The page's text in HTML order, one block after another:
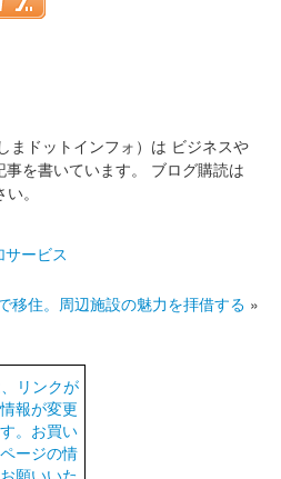
まドットインフォ）は ビジネスや
を書いています。
ブログ購読は
。
ービス
移住。周辺施設の魅力を拝借する »